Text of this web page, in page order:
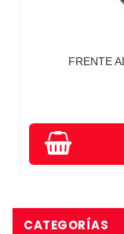
FRENTE
CATEGORÍAS